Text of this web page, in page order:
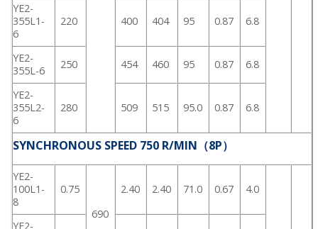
YE2-
355L1-
6
220 400 404 95 0.87 6.8
YE2-
355L-6
250 454 460 95 0.87 6.8
YE2-
355L2-
6
280 509 515 95.0 0.87 6.8
SYNCHRONOUS SPEED 750 R/MIN（8P）
YE2-
100L1-
8
0.75
690
2.40 2.40 71.0 0.67 4.0
YE2-